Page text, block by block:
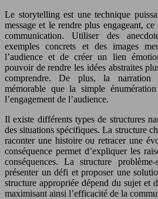
Le storytelling est une technique
message et le rendre plus engageant,
communication. Utiliser des
exemples concrets et des images
l’audience et de créer un lien
pouvoir de rendre les idées abstraites
comprendre. De plus, la narration
mémorable que la simple
l’engagement de l’audience.
Il existe différents types de structures
des situations spécifiques. La structure
raconter une histoire ou retracer une
conséquence permet d’expliquer les
conséquences. La structure
présenter un défi et proposer une
structure appropriée dépend du sujet et
maximisant ainsi l’efficacité de la